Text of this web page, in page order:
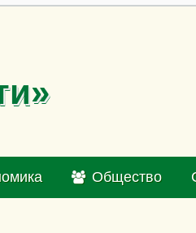
Общество